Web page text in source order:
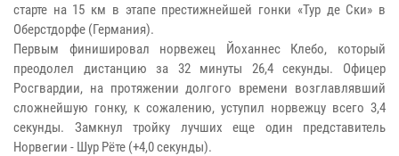
старте на 15 км в этапе престижнейшей гонки «Тур де Ски» в
Оберстдорфе (Германия).
Первым финишировал норвежец Йоханнес Клебо, который
преодолел дистанцию за 32 минуты 26,4 секунды. Офицер
Росгвардии, на протяжении долгого времени возглавлявший
сложнейшую гонку, к сожалению, уступил норвежцу всего 3,4
секунды. Замкнул тройку лучших еще один представитель
Норвегии - Шур Рёте (+4,0 секунды).